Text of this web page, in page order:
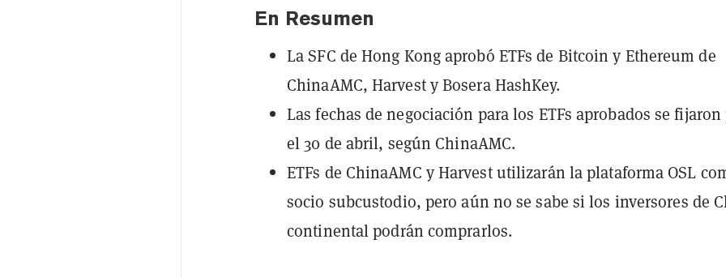
En Resumen
La SFC de Hong Kong aprobó ETFs de Bitcoin y Ethereum de
ChinaAMC, Harvest y Bosera HashKey.
Las fechas de negociación para los ETFs aprobados se fijaron
el 30 de abril, según ChinaAMC.
ETFs de ChinaAMC y Harvest utilizarán la plataforma OSL
socio subcustodio, pero aún no se sabe si los inversores de
continental podrán comprarlos.